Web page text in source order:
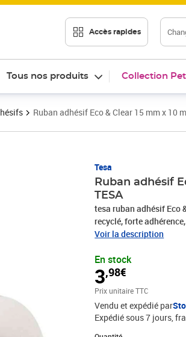
Accès rapides
Tous nos produits Collection
Ruban adhésif Eco & Clear 15 mm x 10
Tesa
Ruban adhésif
TESA
tesa ruban adhésif Eco
recyclé, forte
(57035-00000-00 /
Voir la description
En stock
3,98€
Prix 3,98€
Prix unitaire TTC
Vendu et expédié par
Expédié sous 7 jours,